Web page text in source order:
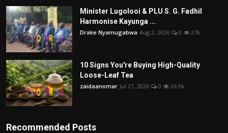
Minister Lugolooi & PLU S. G. Fadhil
Harmonise Kayunga ...
Drake Nyamugabwa Aug 2, 2026 0 27k
10 Signs You're Buying High-Quality
Loose-Leaf Tea
zaidaanomar Jul 21, 2026 0 26.9k
Recommended Posts